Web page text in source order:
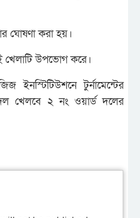
ঘোষণা করা হয়।
খেলাটি উপভোগ করে।
টুর্নামেন্টের
খেলবে ২ নং ওয়ার্ড দলের